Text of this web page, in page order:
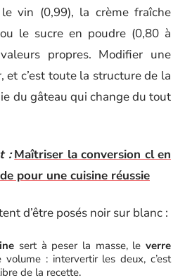
vin (0,99), la crème fraîche
le sucre en poudre (0,80 à
propres. Modifier une
et c’est toute la structure de la
du gâteau qui change du tout
: Maîtriser la conversion cl en
pour une cuisine réussie
d’être posés noir sur blanc :
sert à peser la masse, leverre
volume : intervertir les deux, c’est
de la recette.